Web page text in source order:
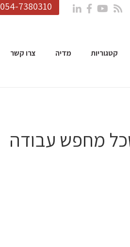
054-7380310
קטגוריות מדיה צרו קשר
שכל מחפש עבודה